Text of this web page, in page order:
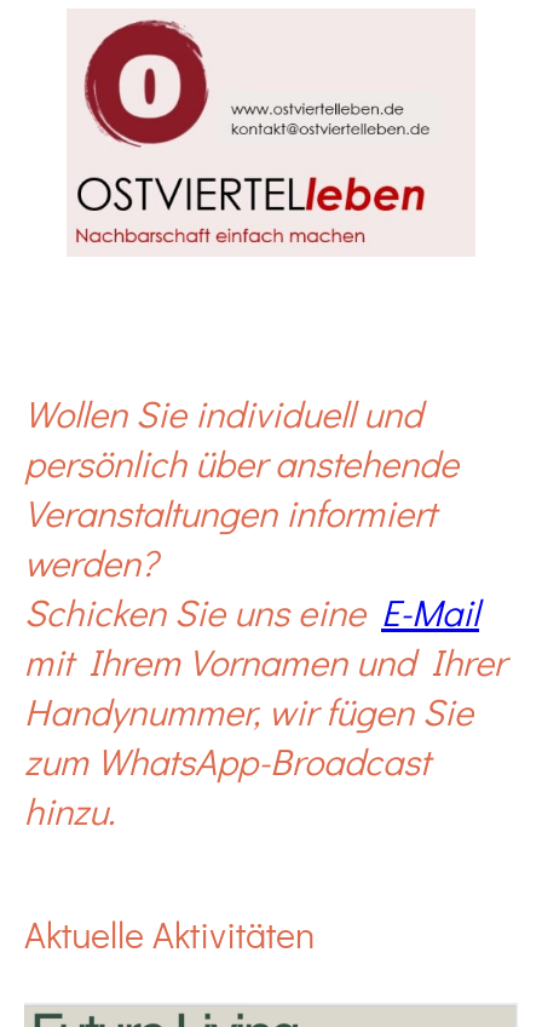
Wollen Sie individuell und
persönlich über anstehende
Veranstaltungen informiert
werden?
Schicken Sie uns eine E-Mail
mit Ihrem Vornamen und Ihrer
Handynummer, wir fügen Sie
zum WhatsApp-Broadcast
hinzu.
Aktuelle Aktivitäten